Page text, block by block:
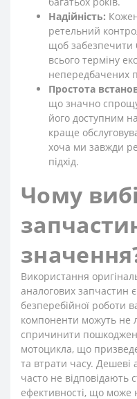
Надійність:
ретельний
щоб забезпечити
всього терміну
непередбачених
Простота
що значно
його доступним
краще
хоча ми завжди
підхід.
Чому
Використання
аналогових запчастин
безперебійної роботи
компоненти можуть не
спричинити
мотоцикла, що
та втрати часу. Дешеві
часто не відповідають
ефективності, що може